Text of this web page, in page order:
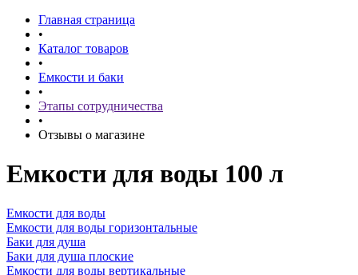
Главная страница
•
Каталог товаров
•
Емкости и баки
•
Этапы сотрудничества
•
Отзывы о магазине
Емкости для воды 100 л
Емкости для воды
Емкости для воды горизонтальные
Баки для душа
Баки для душа плоские
Емкости для воды вертикальные